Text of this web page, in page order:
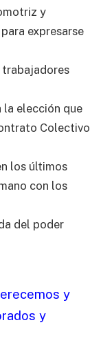
y
expresarse
trabajadores
la elección que
Colectivo
los últimos
con los
del poder
y
y